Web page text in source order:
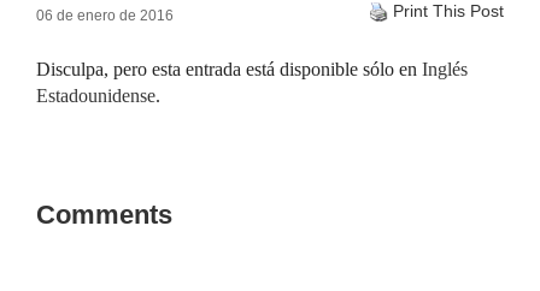
06 de enero de 2016 Print This Post
Disculpa, pero esta entrada está disponible sólo en Inglés
Estadounidense.
Comments